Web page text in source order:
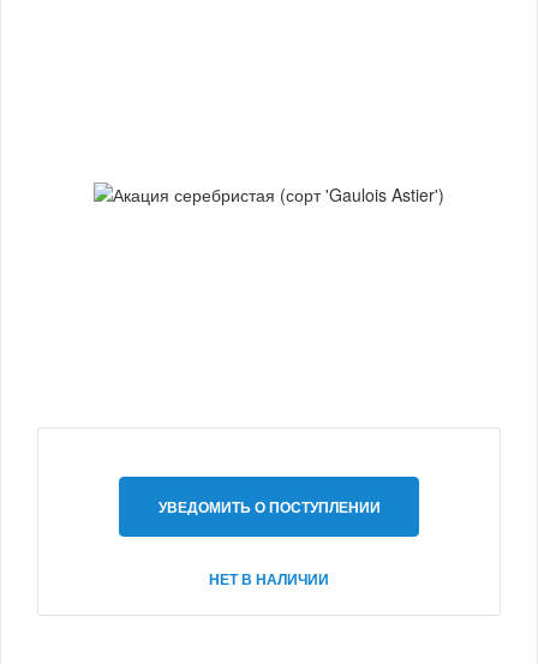
УВЕДОМИТЬ О ПОСТУПЛЕНИИ
НЕТ В НАЛИЧИИ